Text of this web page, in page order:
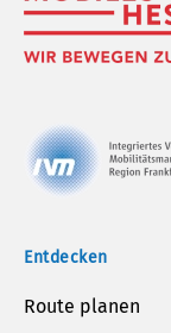
Entdecken
Route planen